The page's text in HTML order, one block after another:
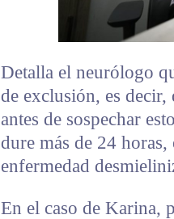
Detalla el neurólogo
de exclusión, es decir,
antes de sospechar
dure más de 24 horas,
enfermedad
En el caso de Karina,